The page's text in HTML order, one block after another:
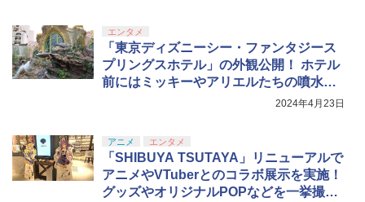
エンタメ
「東京ディズニーシー・ファンタジース
プリングスホテル」の外観公開！ ホテル
前にはミッキーやアリエルたちの噴水が
2024年4月23日
アニメ エンタメ
「SHIBUYA TSUTAYA」リニューアルで
アニメやVTuberとのコラボ展示を実施！
グッズやオリジナルPOPなどを一挙撮り